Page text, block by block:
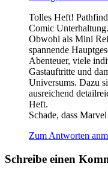
Tolles Heft!
Comic Unterhaltung.
Obwohl als Mini
spannende
Abenteuer, viele
Gastauftritte und
Universums. Dazu
ausreichend
Heft.
Schade, dass
Zum Antworten
Schreibe einen